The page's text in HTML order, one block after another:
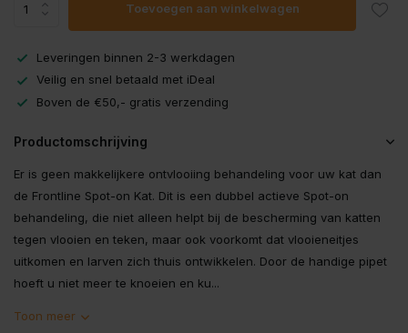
Toevoegen aan winkelwagen
Leveringen binnen 2-3 werkdagen
Veilig en snel betaald met iDeal
Boven de €50,- gratis verzending
Productomschrijving
Er is geen makkelijkere ontvlooiing behandeling voor uw kat dan
de Frontline Spot-on Kat. Dit is een dubbel actieve Spot-on
behandeling, die niet alleen helpt bij de bescherming van katten
tegen vlooien en teken, maar ook voorkomt dat vlooieneitjes
uitkomen en larven zich thuis ontwikkelen. Door de handige pipet
hoeft u niet meer te knoeien en ku...
Toon meer